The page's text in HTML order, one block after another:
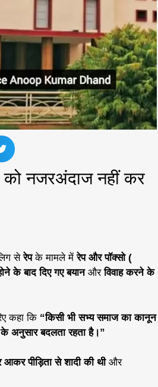
को नजरअंदाज नहीं कर
सेरेपके मामले मेंरेप और पॉक्सो (
के बाद दिए गए बयानऔरविवाह करने के
कहा कि “किसी भी सभ्य समाज का कानून
अनुसार बदलता रहता है।”
पीड़िता से शादी की थीऔर